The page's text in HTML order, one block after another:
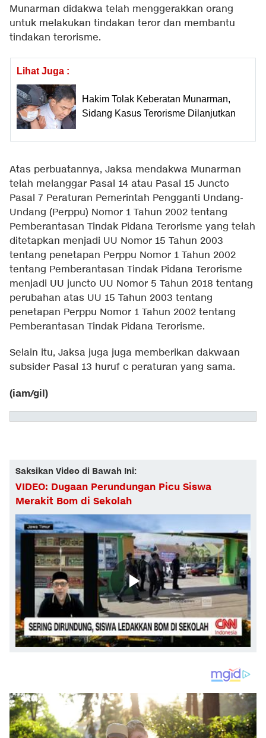
Munarman didakwa telah menggerakkan orang
untuk melakukan tindakan teror dan membantu
tindakan terorisme.
Lihat Juga :
Hakim Tolak Keberatan Munarman,
Sidang Kasus Terorisme Dilanjutkan
Atas perbuatannya, Jaksa mendakwa Munarman
telah melanggar Pasal 14 atau Pasal 15 Juncto
Pasal 7 Peraturan Pemerintah Pengganti Undang-
Undang (Perppu) Nomor 1 Tahun 2002 tentang
Pemberantasan Tindak Pidana Terorisme yang telah
ditetapkan menjadi UU Nomor 15 Tahun 2003
tentang penetapan Perppu Nomor 1 Tahun 2002
tentang Pemberantasan Tindak Pidana Terorisme
menjadi UU juncto UU Nomor 5 Tahun 2018 tentang
perubahan atas UU 15 Tahun 2003 tentang
penetapan Perppu Nomor 1 Tahun 2002 tentang
Pemberantasan Tindak Pidana Terorisme.
Selain itu, Jaksa juga juga memberikan dakwaan
subsider Pasal 13 huruf c peraturan yang sama.
(iam/gil)
Saksikan Video di Bawah Ini:
VIDEO: Dugaan Perundungan Picu Siswa
Merakit Bom di Sekolah